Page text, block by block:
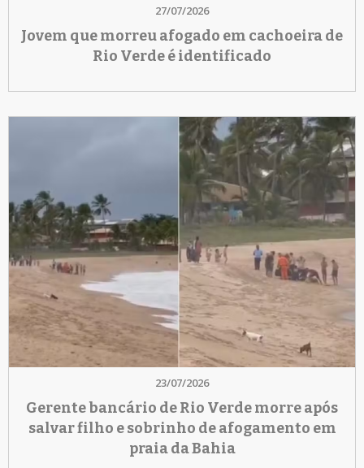
27/07/2026
Jovem que morreu afogado em cachoeira de
Rio Verde é identificado
23/07/2026
Gerente bancário de Rio Verde morre após
salvar filho e sobrinho de afogamento em
praia da Bahia